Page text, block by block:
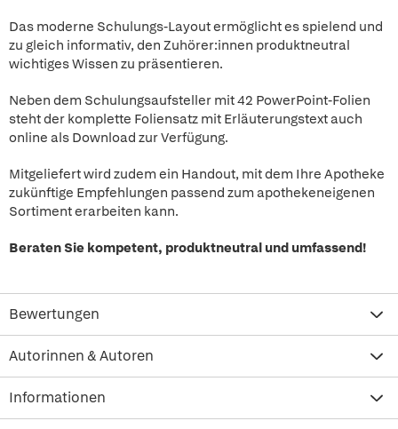
Das moderne Schulungs-Layout ermöglicht es spielend und
zu gleich informativ, den Zuhörer:innen produktneutral
wichtiges Wissen zu präsentieren.
Neben dem Schulungsaufsteller mit 42 PowerPoint-Folien
steht der komplette Foliensatz mit Erläuterungstext auch
online als Download zur Verfügung.
Mitgeliefert wird zudem ein Handout, mit dem Ihre Apotheke
zukünftige Empfehlungen passend zum apothekeneigenen
Sortiment erarbeiten kann.
Beraten Sie kompetent, produktneutral und umfassend!
Bewertungen
Autorinnen & Autoren
Informationen